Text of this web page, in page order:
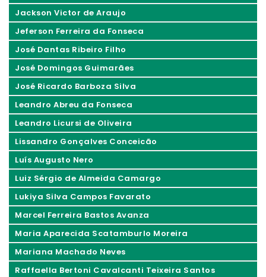
Jackson Victor de Araujo
Jeferson Ferreira da Fonseca
José Dantas Ribeiro Filho
José Domingos Guimarães
José Ricardo Barboza Silva
Leandro Abreu da Fonseca
Leandro Licursi de Oliveira
Lissandro Gonçalves Conceicão
Luís Augusto Nero
Luiz Sérgio de Almeida Camargo
Lukiya Silva Campos Favarato
Marcel Ferreira Bastos Avanza
Maria Aparecida Scatamburlo Moreira
Mariana Machado Neves
Raffaella Bertoni Cavalcanti Teixeira Santos